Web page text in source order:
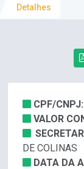
Detalhes
CPF/CNPJ:
VALOR
DE COLINAS
DATA DA